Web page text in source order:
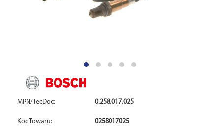
MPN/TecDoc: 0.258.017.025
KodTowaru: 0258017025